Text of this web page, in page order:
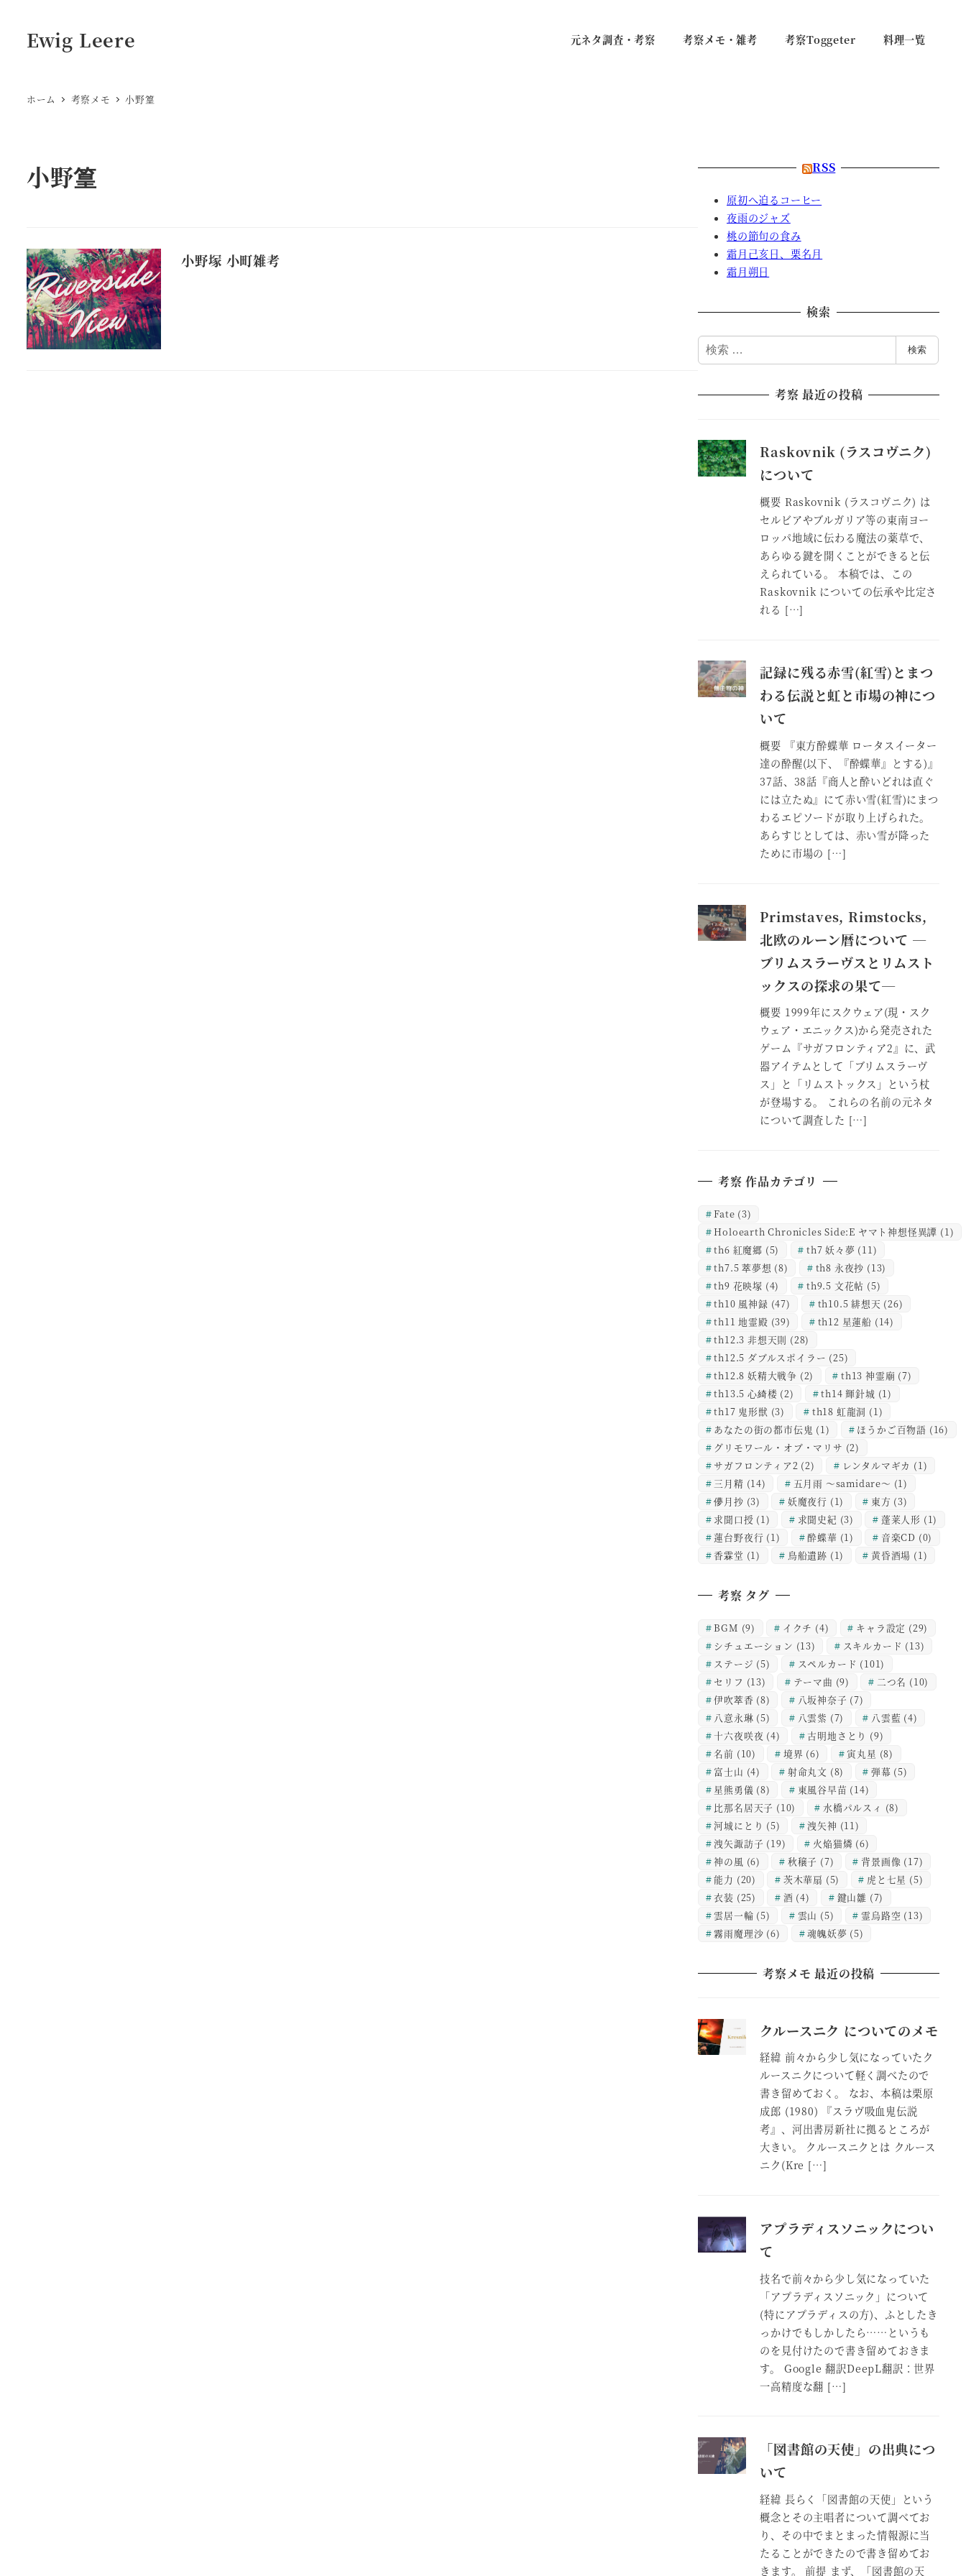
Ewig Leere 元ネタ調査・考察 考察メモ・雑考 考察Toggeter 料理一覧
ホーム 考察メモ 小野篁
小野篁
小野塚 小町雑考
RSS
原初へ迫るコーヒー
夜雨のジャズ
桃の節句の食み
霜月己亥日、栗名月
霜月朔日
検索
検
索
検索
考察 最近の投稿
Raskovnik (ラスコヴニク)
について
概要 Raskovnik (ラスコヴニク) は
セルビアやブルガリア等の東南ヨー
ロッパ地域に伝わる魔法の薬草で、
あらゆる鍵を開くことができると伝
えられている。 本稿では、この
Raskovnik についての伝承や比定さ
れる […]
記録に残る赤雪(紅雪)とまつ
わる伝説と虹と市場の神につ
いて
概要 『東方酔蝶華 ロータスイーター
達の酔醒(以下、『酔蝶華』とする)』
37話、38話『商人と酔いどれは直ぐ
には立たぬ』にて赤い雪(紅雪)にまつ
わるエピソードが取り上げられた。
あらすじとしては、赤い雪が降った
ために市場の […]
Primstaves, Rimstocks,
北欧のルーン暦について ―
ブリムスラーヴスとリムスト
ックスの探求の果て―
概要 1999年にスクウェア(現・スク
ウェア・エニックス)から発売された
ゲーム『サガフロンティア2』に、武
器アイテムとして「ブリムスラーヴ
ス」と「リムストックス」という杖
が登場する。 これらの名前の元ネタ
について調査した […]
考察 作品カテゴリ
Fate (3)
Holoearth Chronicles Side:E ヤマト神想怪異譚 (1)
th6 紅魔郷 (5) th7 妖々夢 (11)
th7.5 萃夢想 (8) th8 永夜抄 (13)
th9 花映塚 (4) th9.5 文花帖 (5)
th10 風神録 (47) th10.5 緋想天 (26)
th11 地霊殿 (39) th12 星蓮船 (14)
th12.3 非想天則 (28)
th12.5 ダブルスポイラー (25)
th12.8 妖精大戦争 (2) th13 神霊廟 (7)
th13.5 心綺楼 (2) th14 輝針城 (1)
th17 鬼形獣 (3) th18 虹龍洞 (1)
あなたの街の都市伝鬼 (1) ほうかご百物語 (16)
グリモワール・オブ・マリサ (2)
サガフロンティア2 (2) レンタルマギカ (1)
三月精 (14) 五月雨 ～samidare～ (1)
儚月抄 (3) 妖魔夜行 (1) 東方 (3)
求聞口授 (1) 求聞史紀 (3) 蓬莱人形 (1)
蓮台野夜行 (1) 酔蝶華 (1) 音楽CD (0)
香霖堂 (1) 鳥船遺跡 (1) 黄昏酒場 (1)
考察 タグ
BGM (9) イクチ (4) キャラ設定 (29)
シチュエーション (13) スキルカード (13)
ステージ (5) スペルカード (101)
セリフ (13) テーマ曲 (9) 二つ名 (10)
伊吹萃香 (8) 八坂神奈子 (7)
八意永琳 (5) 八雲紫 (7) 八雲藍 (4)
十六夜咲夜 (4) 古明地さとり (9)
名前 (10) 境界 (6) 寅丸星 (8)
富士山 (4) 射命丸文 (8) 弾幕 (5)
星熊勇儀 (8) 東風谷早苗 (14)
比那名居天子 (10) 水橋パルスィ (8)
河城にとり (5) 洩矢神 (11)
洩矢諏訪子 (19) 火焔猫燐 (6)
神の風 (6) 秋穣子 (7) 背景画像 (17)
能力 (20) 茨木華扇 (5) 虎と七星 (5)
衣装 (25) 酒 (4) 鍵山雛 (7)
雲居一輪 (5) 雲山 (5) 霊烏路空 (13)
霧雨魔理沙 (6) 魂魄妖夢 (5)
考察メモ 最近の投稿
クルースニク についてのメモ
経緯 前々から少し気になっていたク
ルースニクについて軽く調べたので
書き留めておく。 なお、本稿は栗原
成郎 (1980) 『スラヴ吸血鬼伝説
考』、河出書房新社に拠るところが
大きい。 クルースニクとは クルース
ニク(Kre […]
アプラディスソニックについ
て
技名で前々から少し気になっていた
「アプラディスソニック」について
(特にアプラディスの方)、ふとしたき
っかけでもしかしたら……というも
のを見付けたので書き留めておきま
す。 Google 翻訳DeepL翻訳：世界
一高精度な翻 […]
「図書館の天使」の出典につ
いて
経緯 長らく「図書館の天使」という
概念とその主唱者について調べてお
り、その中でまとまった情報源に当
たることができたので書き留めてお
きます。 前提 まず、「図書館の天